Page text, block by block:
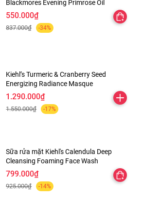
lớp lót trang điểm
7.5%​.
Niacinamide​,​
Hydroxyethyl
Blackmores Evening Primrose Oil
550.000₫
837.000₫ -34%
Kiehl’s Turmeric & Cranberry Seed
Energizing Radiance Masque
1.290.000₫
1.550.000₫ -17%
Sữa rửa mặt Kiehl's Calendula Deep
Cleansing Foaming Face Wash
799.000₫
925.000₫ -14%